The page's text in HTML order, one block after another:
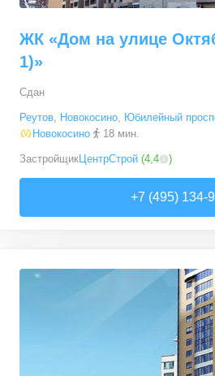
ЖК «Дом на улице
1)»
Сдан
Реутов, Новокосино, Юбилейный
Новокосино
18 мин.
ЗастройщикЦентрСтрой (4,4 )
+7 (495) 134-